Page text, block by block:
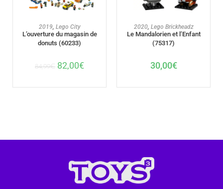
AJOUTER AU PANIER
2019, Lego City
L’ouverture du magasin de
donuts (60233)
84,99€ 82,00€
AJOUTER AU PANIER
2020, Lego Brickheadz
Le Mandalorien et l’Enfant
(75317)
30,00€